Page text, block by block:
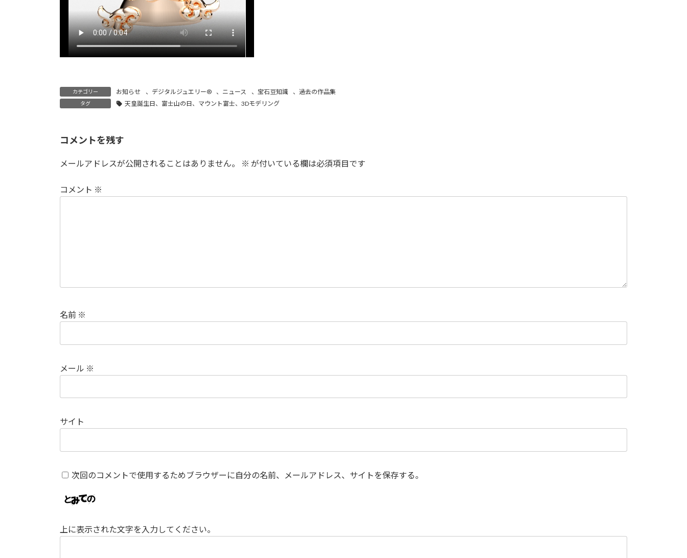
カテゴリー お知らせ 、 デジタルジュエリー® 、 ニュース 、 宝石豆知識 、過去の作品集
タグ 天皇誕生日、富士山の日、マウント富士、3Dモデリング
コメントを残す
メールアドレスが公開されることはありません。 ※ が付いている欄は必須項目です
コメント ※
名前 ※
メール ※
サイト
次回のコメントで使用するためブラウザーに自分の名前、メールアドレス、サイトを保存する。
上に表示された文字を入力してください。